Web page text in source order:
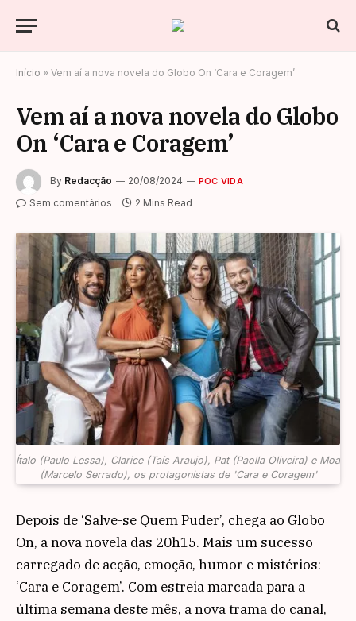
Início » Vem aí a nova novela do Globo On ‘Cara e Coragem’
Vem aí a nova novela do Globo
On ‘Cara e Coragem’
By Redacção 20/08/2024 POC VIDA
Sem comentários 2 Mins Read
Ítalo (Paulo Lessa), Clarice (Taís Araujo), Pat (Paolla Oliveira) e Moa
(Marcelo Serrado), os protagonistas de 'Cara e Coragem'
Depois de ‘Salve-se Quem Puder’, chega ao Globo
On, a nova novela das 20h15. Mais um sucesso
carregado de acção, emoção, humor e mistérios:
‘Cara e Coragem’. Com estreia marcada para a
última semana deste mês, a nova trama do canal,